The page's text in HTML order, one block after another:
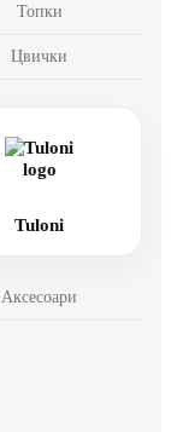
Топки
Цвички
Tuloni
Аксесоари